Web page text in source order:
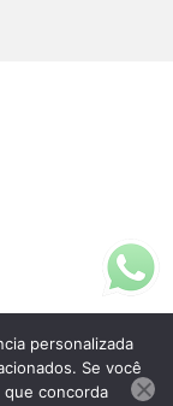
personalizada
Se você
concorda